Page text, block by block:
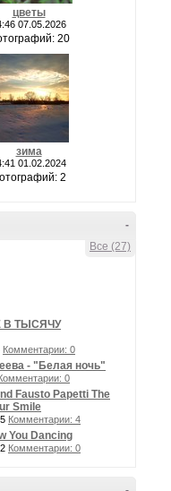
цветы
07.05.2026
20
зима
01.02.2024
2
-
Все (27)
В ТЫСЯЧУ
Комментарии: 0
- "Белая ночь"
0
Fausto Papetti The
Smile
Комментарии: 4
You Dancing
Комментарии: 0